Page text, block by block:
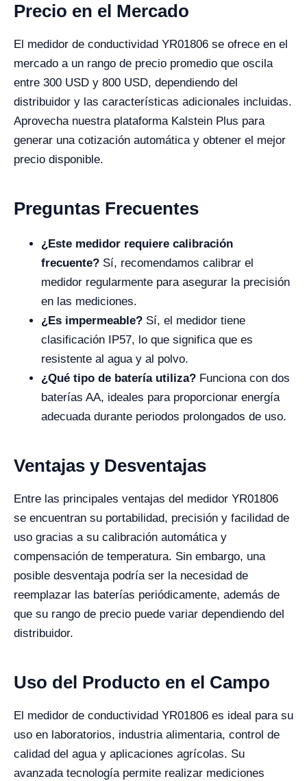
Precio en el Mercado
El medidor de conductividad YR01806 se ofrece en el
mercado a un rango de precio promedio que oscila
entre 300 USD y 800 USD, dependiendo del
distribuidor y las características adicionales incluidas.
Aprovecha nuestra plataforma Kalstein Plus para
generar una cotización automática y obtener el mejor
precio disponible.
Preguntas Frecuentes
¿Este medidor requiere calibración
frecuente? Sí, recomendamos calibrar el
medidor regularmente para asegurar la precisión
en las mediciones.
¿Es impermeable? Sí, el medidor tiene
clasificación IP57, lo que significa que es
resistente al agua y al polvo.
¿Qué tipo de batería utiliza? Funciona con dos
baterías AA, ideales para proporcionar energía
adecuada durante periodos prolongados de uso.
Ventajas y Desventajas
Entre las principales ventajas del medidor YR01806
se encuentran su portabilidad, precisión y facilidad de
uso gracias a su calibración automática y
compensación de temperatura. Sin embargo, una
posible desventaja podría ser la necesidad de
reemplazar las baterías periódicamente, además de
que su rango de precio puede variar dependiendo del
distribuidor.
Uso del Producto en el Campo
El medidor de conductividad YR01806 es ideal para su
uso en laboratorios, industria alimentaria, control de
calidad del agua y aplicaciones agrícolas. Su
avanzada tecnología permite realizar mediciones